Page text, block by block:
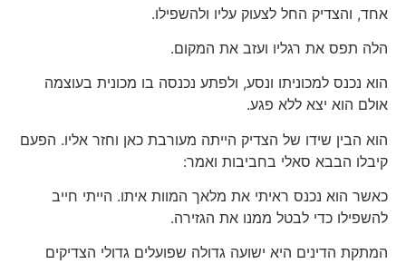
אחד, והצדיק החל לצעוק עליו ולהשפילו.
הלה תפס את רגליו ועזב את המקום.
הוא נכנס למכוניתו ונסע, ולפתע נכנסה בו מכונית בעוצמה
אולם הוא יצא ללא פגע.
הוא הבין שידו של הצדיק הייתה מעורבת כאן וחזר אליו. הפעם
קיבלו הבבא סאלי בחביבות ואמר:
כאשר הוא נכנס ראיתי את מלאך המוות איתו. הייתי חייב
להשפילו כדי לבטל ממנו את הגזירה.
המתקת הדינים היא ישועה גדולה שפועלים גדולי הצדיקים